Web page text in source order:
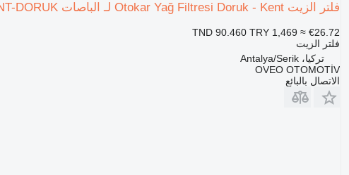
فلتر الزيت Otokar Yağ Filtresi Doruk - Kent لـ الباصات Otokar KENT-DORUK
TND 90.460 TRY 1,469 ≈ €26.72
فلتر الزيت
تركيا، Antalya/Serik
OVEO OTOMOTİV
الاتصال بالبائع